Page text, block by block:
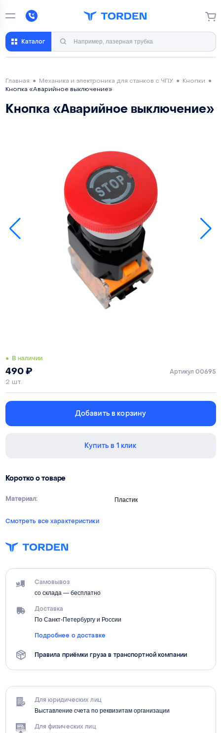
Каталог
Главная ● Механика и электроника для станков с ЧПУ● Кнопки ●
Кнопка «Аварийное выключение»
Кнопка «Аварийное выключение»
● В наличии
490₽
2 шт.
Артикул 00695
Добавить в корзину
Купить в 1 клик
Коротко о товаре
Материал: Пластик
Смотреть все характеристики
Самовывоз
со склада — бесплатно
Доставка
По Санкт-Петербургу и России
Подробнее о доставке
Правила приёмки груза в транспортной компании
Для юридических лиц
Выставление счета по реквизитам организации
Для физических лиц